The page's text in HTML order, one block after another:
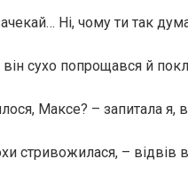
Ні, чому ти так
сухо попрощався й
Максе? – запитала я,
стривожилася, – відвів